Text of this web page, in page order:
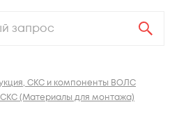
СКС и компоненты ВОЛС
(Материалы для монтажа)